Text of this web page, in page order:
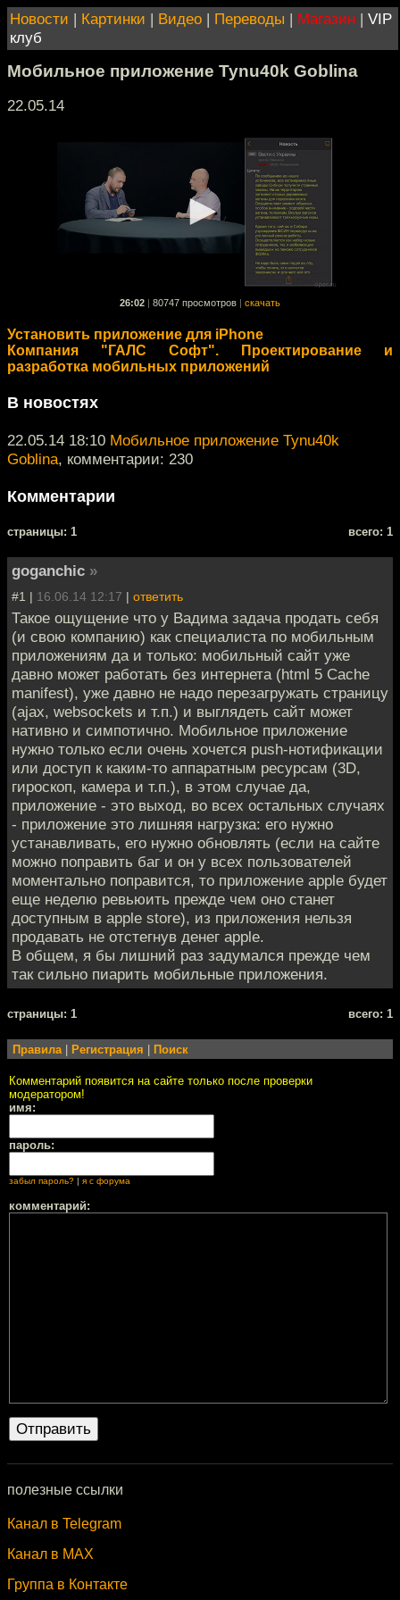
Новости | Картинки | Видео | Переводы | Магазин | VIP
клуб
Мобильное приложение Tynu40k Goblina
22.05.14
26:02 80747 просмотров скачать
Установить приложение для iPhone
Компания "ГАЛС Софт". Проектирование и
разработка мобильных приложений
В новостях
22.05.14 18:10 Мобильное приложение Tynu40k
Goblina, комментарии: 230
Комментарии
cтраницы: 1 всего: 1
goganchic »
#1 | 16.06.14 12:17 | ответить
Такое ощущение что у Вадима задача продать себя
(и свою компанию) как специалиста по мобильным
приложениям да и только: мобильный сайт уже
давно может работать без интернета (html 5 Cache
manifest), уже давно не надо перезагружать страницу
(ajax, websockets и т.п.) и выглядеть сайт может
нативно и симпотично. Мобильное приложение
нужно только если очень хочется push-нотификации
или доступ к каким-то аппаратным ресурсам (3D,
гироскоп, камера и т.п.), в этом случае да,
приложение - это выход, во всех остальных случаях
- приложение это лишняя нагрузка: его нужно
устанавливать, его нужно обновлять (если на сайте
можно поправить баг и он у всех пользователей
моментально поправится, то приложение apple будет
еще неделю ревьюить прежде чем оно станет
доступным в apple store), из приложения нельзя
продавать не отстегнув денег apple.
В общем, я бы лишний раз задумался прежде чем
так сильно пиарить мобильные приложения.
cтраницы: 1 всего: 1
Правила| Регистрация Поиск
Комментарий появится на сайте только после проверки
модератором!
имя:
пароль:
забыл пароль? я с форума
комментарий:
полезные ссылки
Канал в Telegram
Канал в MAX
Группа в Контакте